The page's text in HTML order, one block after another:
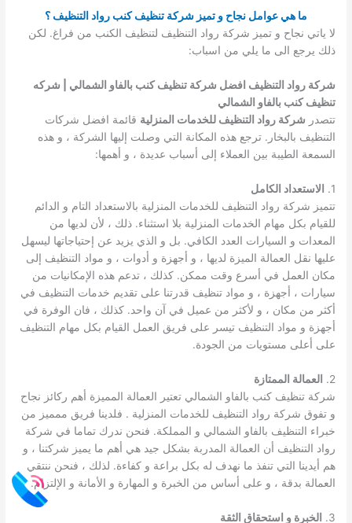
ما هي عوامل نجاح و تميز شركة تنظيف كنب رواد التنظيف ؟
لا ياتي نجاح و تميز شركة رواد التنظيف لتنظيف الكنب من فراغ. لكن
ذلك يرجع الى ما يلي من اسباب:
شركة رواد التنظيف افضل شركة تنظيف كنب بالفاو الشمالي | شركه
تنظيف كنب بالفاو الشمالي
تتصدر شركة رواد التنظيف للخدمات المنزلية قائمة افضل شركات
التنظيف بالبخار. ترجع هذه المكانة التي وصلت إليها الشركة ، و هذه
السمعة الطيبة بين العملاء إلى أسباب عديدة ، و أهمها:
1.
الاستعداد الكامل
تتميز شركة رواد التنظيف للخدمات المنزلية بالاستعداد التام و الدائم
للقيام بكل مهام الخدمات المنزلية بلا استثناء. ذلك ، لأن لديها من
المعدات و السيارات العدد الكافي. بل و الذي يزيد عن إحتياجاتها ليسهل
عليها نقل العمالة الميزة لديها ، و أجهزة و أدوات ، و مواد التنظيف إلى
مكان العمل في أسرع وقت ممكن. كذلك ، تدعم هذه الإمكانيات من
سيارات ، أجهزة ، و مواد تنظيف قدرتنا على تقديم خدمات التنظيف في
أكثر من مكان ، و لأكثر من عميل في آن واحد. كذلك ، فان الوفرة في
أجهزة و مواد التنظيف تيسر على فريق العمل القيام بكل مهام التنظيف
على أعلى مستويات من الجودة.
2.
العمالة الممتازة
شركة تنظيف كنب بالفاو الشمالي تعتير العمالة المميزة أهم ركائز نجاح
و تفوق شركة رواد التنظيف للخدمات المنزلية . فلدينا فريق ممميز من
خبراء التنظيف بالفاو الشمالي و المملكة. فنحن ندرك تماما في شركة
رواد التنظيف أن العمالة المدربة بشكل جيد هي أهم ما يميز شركتنا ، و
هم أيدينا التي تنفذ ما نهدف له بكل براعة و كفاءة. لذلك ، فنحن ننتقي
العمالة بدقة ، و على أساس من الخبرة و المهارة و الأمانة و الإلتزام.
3. الخبرة و استحقاق الثقة